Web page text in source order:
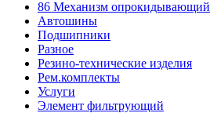
86 Механизм опрокидывающий
Автошины
Подшипники
Разное
Резино-технические изделия
Рем.комплекты
Услуги
Элемент фильтрующий